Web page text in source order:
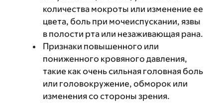
количества мокроты или изменение ее
цвета, боль при мочеиспускании, язвы
в полости рта или незаживающая рана.
Признаки повышенного или
пониженного кровяного давления,
такие как очень сильная головная боль
или головокружение, обморок или
изменения со стороны зрения.